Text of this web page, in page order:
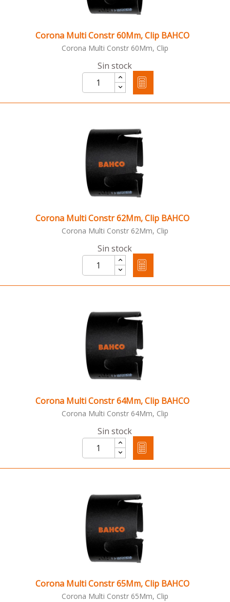
Corona Multi Constr 60Mm, Clip BAHCO
Corona Multi Constr 60Mm, Clip
Sin stock
Corona Multi Constr 62Mm, Clip BAHCO
Corona Multi Constr 62Mm, Clip
Sin stock
Corona Multi Constr 64Mm, Clip BAHCO
Corona Multi Constr 64Mm, Clip
Sin stock
Corona Multi Constr 65Mm, Clip BAHCO
Corona Multi Constr 65Mm, Clip